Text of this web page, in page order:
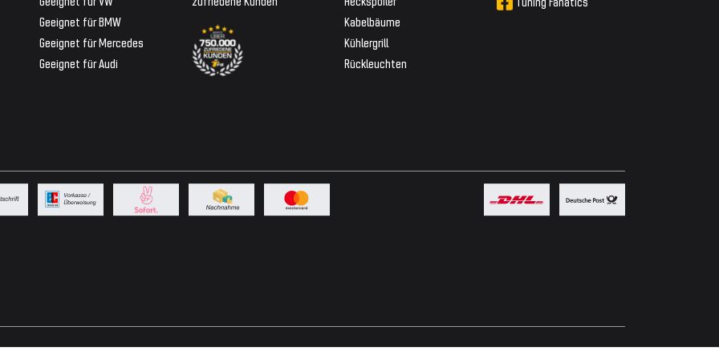
Geeignet für BMW
Geeignet für Mercedes
Geeignet für Audi
Kabelbäume
Kühlergrill
Rückleuchten
Powered by